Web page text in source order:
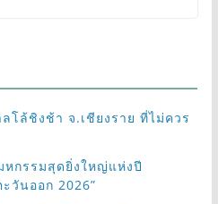
โล้ชิงช้า จ.เชียงราย ที่ไม่ควร
หกรรมสุดยิ่งใหญ่แห่งปี
วันออก 2026”